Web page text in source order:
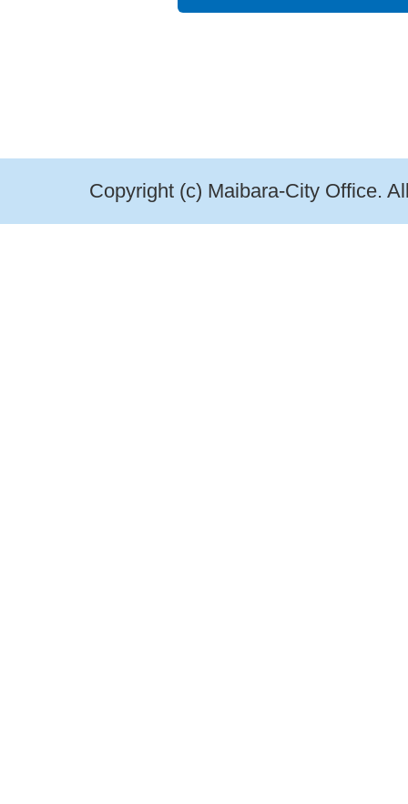
Copyright (c) Maibara-City Office.